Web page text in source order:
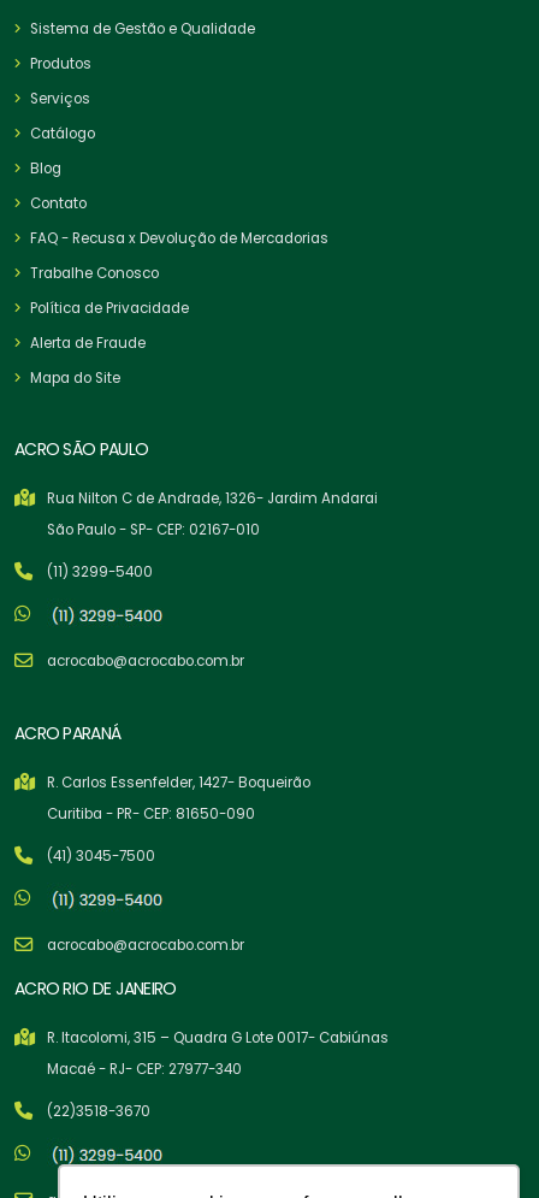
Sistema de Gestão e Qualidade
Produtos
Serviços
Catálogo
Blog
Contato
FAQ - Recusa x Devolução de Mercadorias
Trabalhe Conosco
Política de Privacidade
Alerta de Fraude
Mapa do Site
ACRO SÃO PAULO
Rua Nilton C de Andrade, 1326- Jardim Andarai
São Paulo - SP- CEP: 02167-010
(11) 3299-5400
acrocabo@acrocabo.com.br
ACRO PARANÁ
R. Carlos Essenfelder, 1427- Boqueirão
Curitiba - PR- CEP: 81650-090
(41) 3045-7500
acrocabo@acrocabo.com.br
ACRO RIO DE JANEIRO
R. Itacolomi, 315 – Quadra G Lote 0017- Cabiúnas
Macaé - RJ- CEP: 27977-340
(22)3518-3670